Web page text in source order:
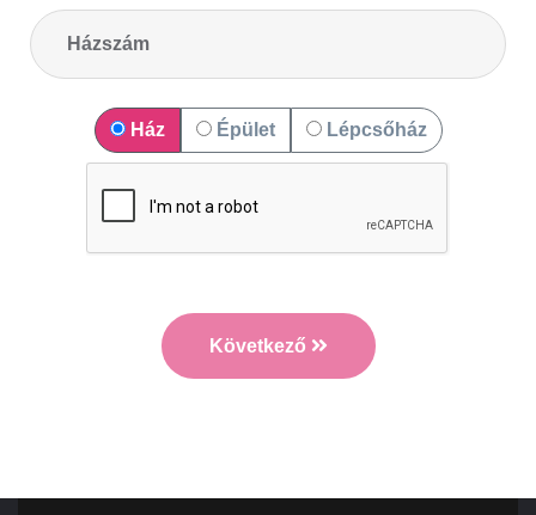
Ház Épület Lépcsőház
Következő